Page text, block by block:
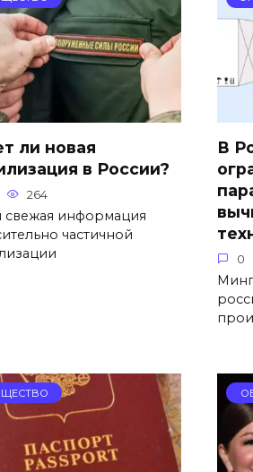
ли новая
в России?
264
свежая информация
частичной
В
0